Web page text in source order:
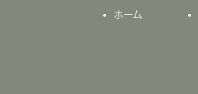
ホーム